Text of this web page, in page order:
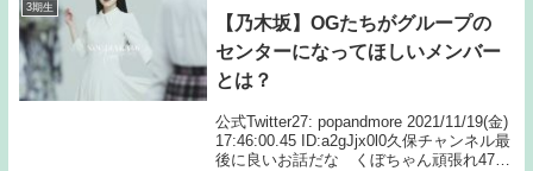
3期生
【乃木坂】OGたちがグループの
センターになってほしいメンバー
とは？
公式Twitter27: popandmore 2021/11/19(金)
17:46:00.45 ID:a2gJjx0l0久保チャンネル最
後に良いお話だな くぼちゃん頑張れ47: